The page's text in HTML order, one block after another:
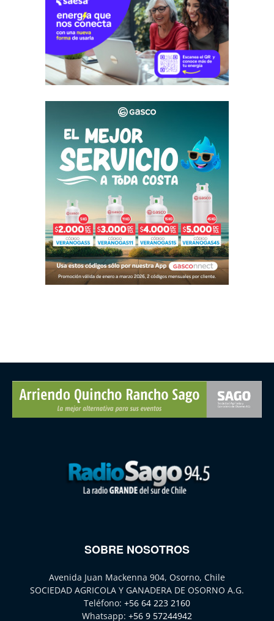
SOBRE NOSOTROS
Avenida Juan Mackenna 904, Osorno, Chile
SOCIEDAD AGRICOLA Y GANADERA DE OSORNO A.G.
Teléfono: +56 64 223 2160
Whatsapp: +56 9 57244942